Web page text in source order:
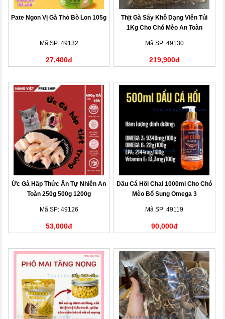
Pate Ngon Vị Gà Thỏ Bò Lon 105g
Mã SP: 49132
27,400đ
Thịt Gà Sấy Khô Dạng Viên Túi
1Kg Cho Chó Mèo An Toàn
Mã SP: 49130
219,900đ
Ức Gà Hấp Thức Ăn Tự Nhiên An
Toàn 250g 500g 1200g
Mã SP: 49126
53,000đ
Dầu Cá Hồi Chai 1000ml Cho Chó
Mèo Bổ Sung Omega 3
Mã SP: 49119
90,000đ